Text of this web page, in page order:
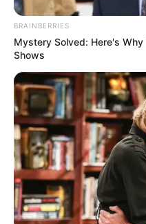
Komposition aus
naturbelassenen
lauschigen Plätzen
Gebäuden und
Springbrunnen und
und Fröschen
www.gg-online.de/
Eingetragen von hjp1.
Höchster
Porzellan-
Christoph Göltz und
(Porzellanmaler aus
mainzische
BRAINBERRIES
Mystery Solved: Here's
Shows